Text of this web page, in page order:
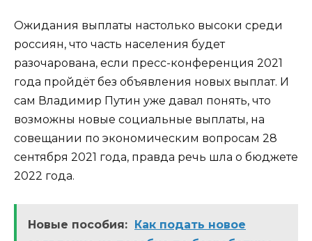
Ожидания выплаты настолько высоки среди
россиян, что часть населения будет
разочарована, если пресс-конференция 2021
года пройдёт без объявления новых выплат. И
сам Владимир Путин уже давал понять, что
возможны новые социальные выплаты, на
совещании по экономическим вопросам 28
сентября 2021 года, правда речь шла о бюджете
2022 года.
Новые пособия:
Как подать новое